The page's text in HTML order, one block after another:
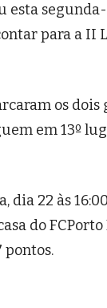
esta
para a II
os dois
em 13º
dia 22 às
do
pontos.